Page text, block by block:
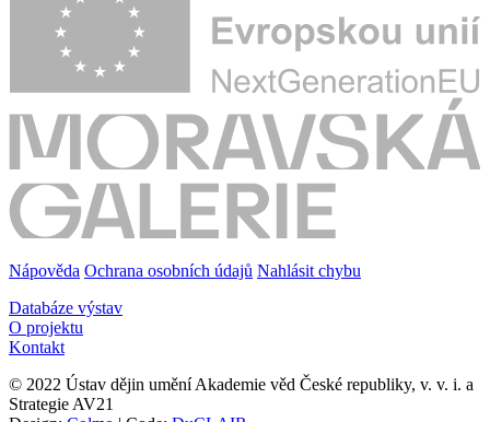
Nápověda Ochrana osobních údajů Nahlásit chybu
Databáze výstav
O projektu
Kontakt
© 2022 Ústav dějin umění Akademie věd České republiky, v. v. i. a
Strategie AV21